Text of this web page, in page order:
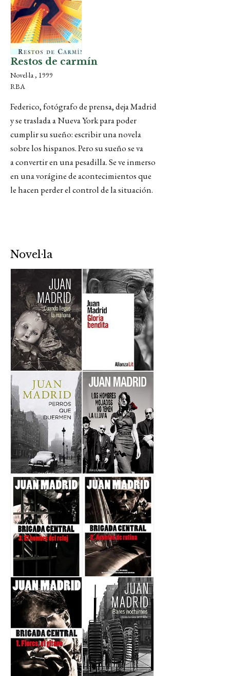
Restos de carmín
Novel·la , 1999
RBA
Federico, fotógrafo de prensa, deja Madrid
y se traslada a Nueva York para poder
cumplir su sueño: escribir una novela
sobre los hispanos. Pero su sueño se va
a convertir en una pesadilla. Se ve inmerso
en una vorágine de acontecimientos que
le hacen perder el control de la situación.
Novel·la